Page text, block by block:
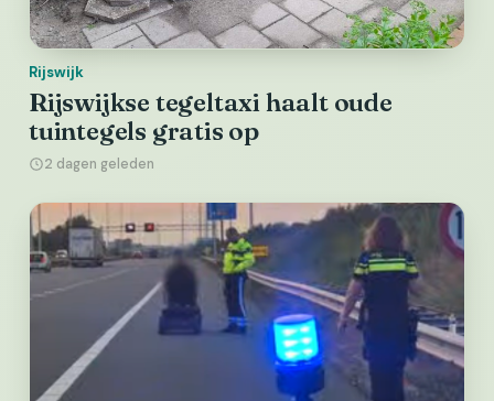
Rijswijk
Rijswijkse tegeltaxi haalt oude
tuintegels gratis op
2 dagen geleden